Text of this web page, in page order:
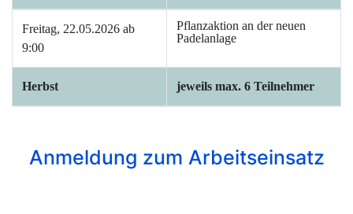
Freitag, 22.05.2026 ab
9:00
Pflanzaktion an der neuen
Padelanlage
Herbst jeweils max. 6 Teilnehmer
Anmeldung zum Arbeitseinsatz